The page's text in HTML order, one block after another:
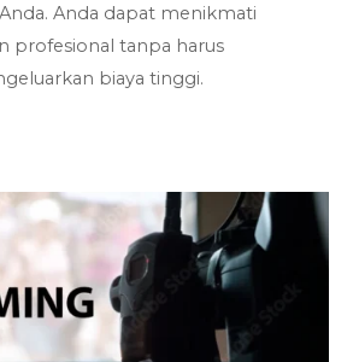
Anda dapat menikmati
profesional tanpa harus
biaya tinggi.